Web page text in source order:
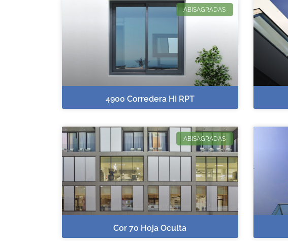
ABISAGRADAS
4900 Corredera HI RPT
ABISAGRADAS
Cor 70 Hoja Oculta